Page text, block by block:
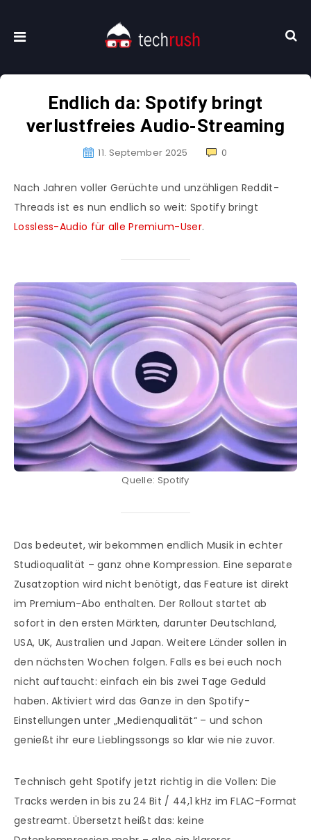
Endlich da: Spotify bringt
verlustfreies Audio-Streaming
11. September 2025 0
Nach Jahren voller Gerüchte und unzähligen Reddit-
Threads ist es nun endlich so weit: Spotify bringt
Lossless-Audio für alle Premium-User.
Quelle: Spotify
Das bedeutet, wir bekommen endlich Musik in echter
Studioqualität – ganz ohne Kompression. Eine separate
Zusatzoption wird nicht benötigt, das Feature ist direkt
im Premium-Abo enthalten. Der Rollout startet ab
sofort in den ersten Märkten, darunter Deutschland,
USA, UK, Australien und Japan. Weitere Länder sollen in
den nächsten Wochen folgen. Falls es bei euch noch
nicht auftaucht: einfach ein bis zwei Tage Geduld
haben. Aktiviert wird das Ganze in den Spotify-
Einstellungen unter „Medienqualität“ – und schon
genießt ihr eure Lieblingssongs so klar wie nie zuvor.
Technisch geht Spotify jetzt richtig in die Vollen: Die
Tracks werden in bis zu 24 Bit / 44,1 kHz im FLAC-Format
gestreamt. Übersetzt heißt das: keine